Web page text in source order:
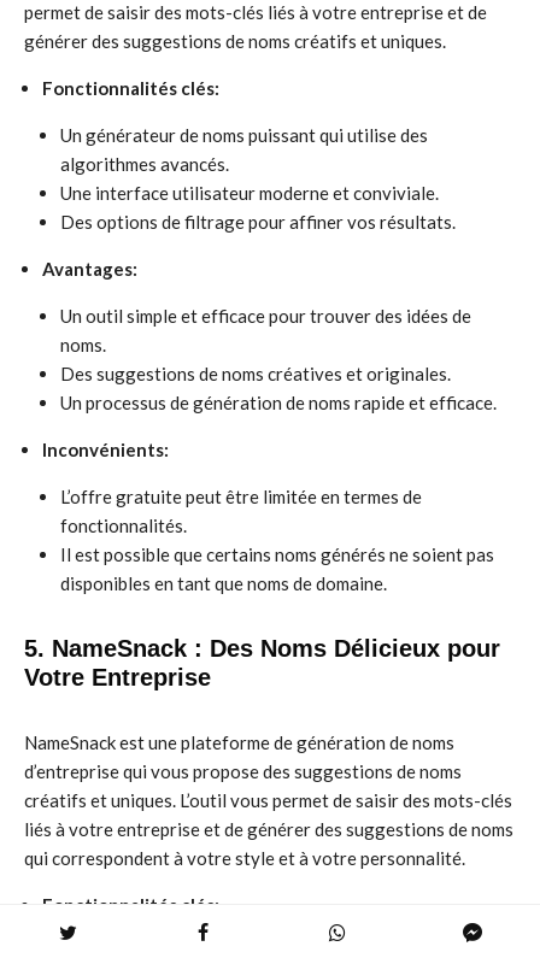
permet de saisir des mots-clés liés à votre entreprise et de
générer des suggestions de noms créatifs et uniques.
Fonctionnalités clés:
Un générateur de noms puissant qui utilise des
algorithmes avancés.
Une interface utilisateur moderne et conviviale.
Des options de filtrage pour affiner vos résultats.
Avantages:
Un outil simple et efficace pour trouver des idées de
noms.
Des suggestions de noms créatives et originales.
Un processus de génération de noms rapide et efficace.
Inconvénients:
L’offre gratuite peut être limitée en termes de
fonctionnalités.
Il est possible que certains noms générés ne soient pas
disponibles en tant que noms de domaine.
5. NameSnack : Des Noms Délicieux pour
Votre Entreprise
NameSnack est une plateforme de génération de noms
d’entreprise qui vous propose des suggestions de noms
créatifs et uniques. L’outil vous permet de saisir des mots-clés
liés à votre entreprise et de générer des suggestions de noms
qui correspondent à votre style et à votre personnalité.
Fonctionnalités clés: